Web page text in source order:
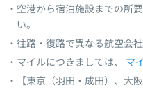
空港から宿泊施設までの所
い。
往路・復路で異なる航空会
マイルにつきましては、
マ
【東京（羽田・成田）、大